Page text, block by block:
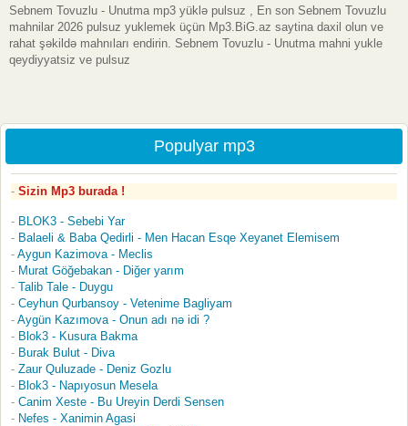
Sebnem Tovuzlu - Unutma mp3 yüklə pulsuz , En son Sebnem Tovuzlu
mahnilar 2026 pulsuz yuklemek üçün Mp3.BiG.az saytina daxil olun ve
rahat şəkildə mahnıları endirin. Sebnem Tovuzlu - Unutma mahni yukle
qeydiyyatsiz ve pulsuz
Populyar mp3
Sizin Mp3 burada !
BLOK3 - Sebebi Yar
Balaeli & Baba Qedirli - Men Hacan Esqe Xeyanet Elemisem
Aygun Kazimova - Meclis
Murat Göğebakan - Diğer yarım
Talib Tale - Duygu
Ceyhun Qurbansoy - Vetenime Bagliyam
Aygün Kazımova - Onun adı nə idi ?
Blok3 - Kusura Bakma
Burak Bulut - Diva
Zaur Quluzade - Deniz Gozlu
Blok3 - Napıyosun Mesela
Canim Xeste - Bu Ureyin Derdi Sensen
Nefes - Xanimin Agasi